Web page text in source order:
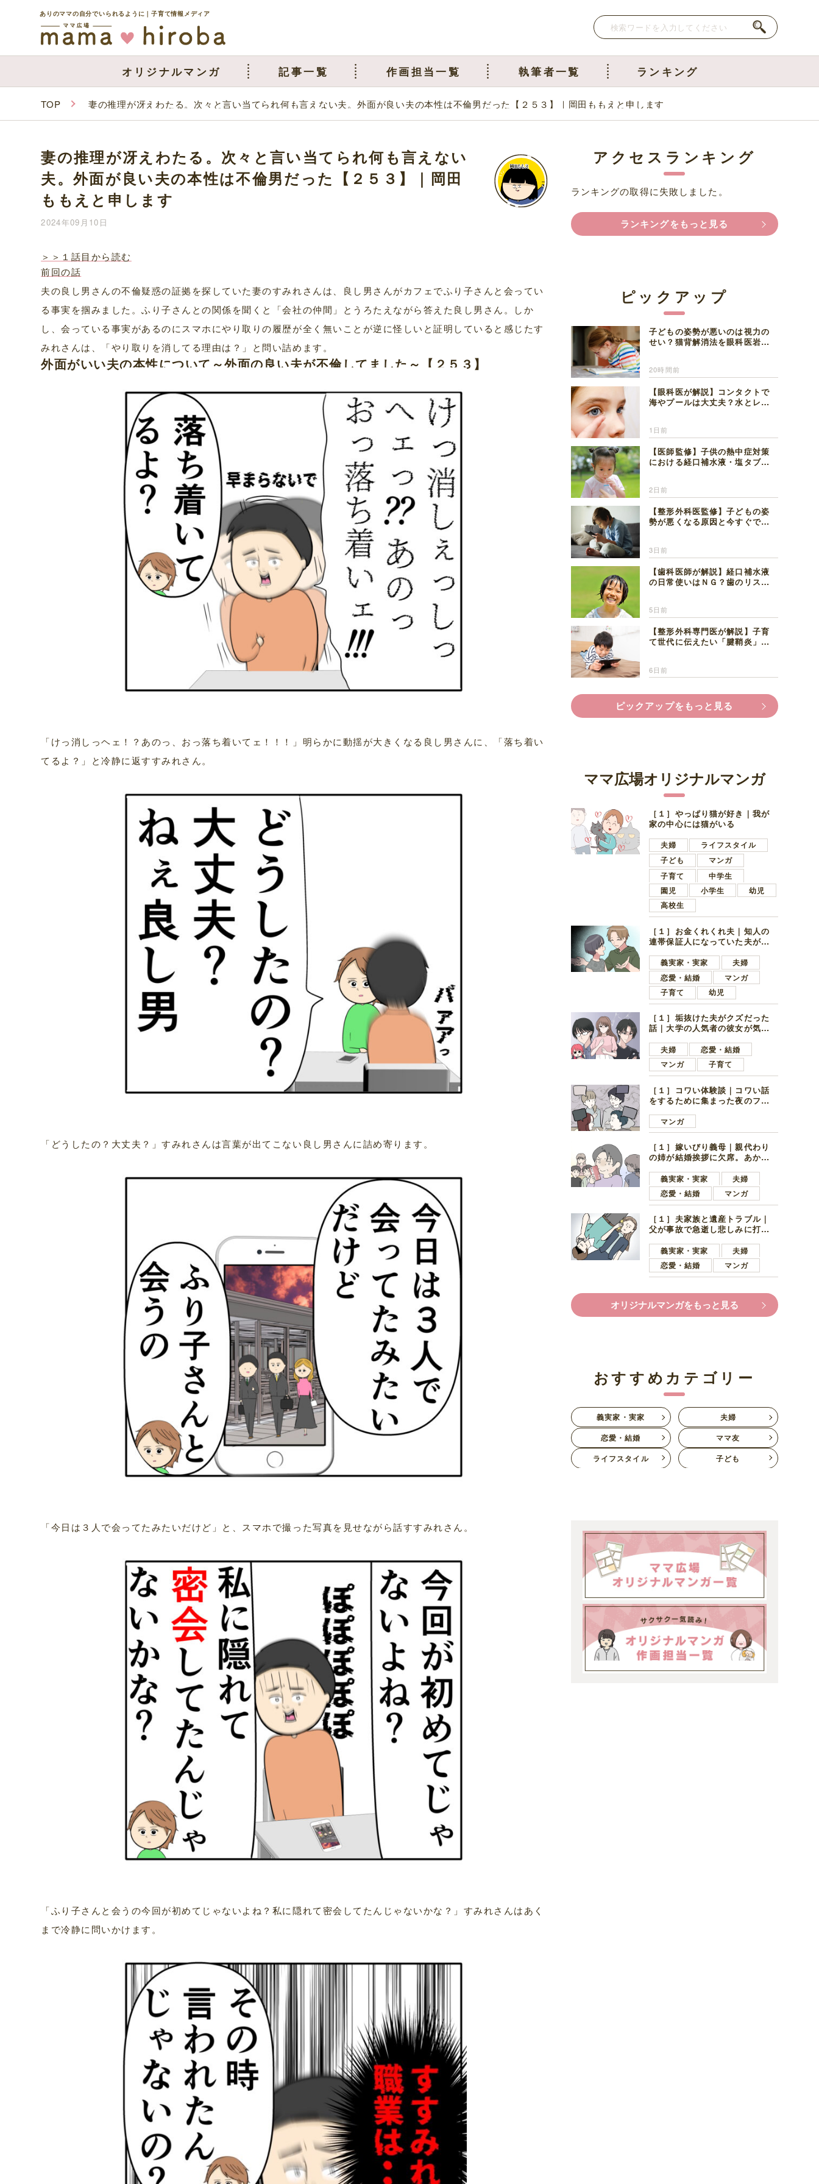
ありのママの自分でいられるように｜子育て情報メディア
オリジナルマンガ 記事一覧 作画担当一覧 執筆者一覧 ランキング
TOP 妻の推理が冴えわたる。次々と言い当てられ何も言えない夫。外面が良い夫の本性は不倫男だった【２５３】｜岡田ももえと申します
妻の推理が冴えわたる。次々と言い当てられ何も言えない
夫。外面が良い夫の本性は不倫男だった【２５３】｜岡田
ももえと申します
2024年09月10日
＞＞１話目から読む
前回の話
夫の良し男さんの不倫疑惑の証拠を探していた妻のすみれさんは、良し男さんがカフェでふり子さんと会ってい
る事実を掴みました。ふり子さんとの関係を聞くと「会社の仲間」とうろたえながら答えた良し男さん。しか
し、会っている事実があるのにスマホにやり取りの履歴が全く無いことが逆に怪しいと証明していると感じたす
みれさんは、「やり取りを消してる理由は？」と問い詰めます。
外面がいい夫の本性について～外面の良い夫が不倫してました～【２５３】
「けっ消しっヘェ！？あのっ、おっ落ち着いてェ！！！」明らかに動揺が大きくなる良し男さんに、「落ち着い
てるよ？」と冷静に返すすみれさん。
「どうしたの？大丈夫？」すみれさんは言葉が出てこない良し男さんに詰め寄ります。
「今日は３人で会ってたみたいだけど」と、スマホで撮った写真を見せながら話すすみれさん。
「ふり子さんと会うの今回が初めてじゃないよね？私に隠れて密会してたんじゃないかな？」すみれさんはあく
まで冷静に問いかけます。
アクセスランキング
ランキングの取得に失敗しました。
ランキングをもっと見る
ピックアップ
子どもの姿勢が悪いのは視力の
せい？猫背解消法を眼科医岩見
20時間前
【眼科医が解説】コンタクトで
海やプールは大丈夫？水とレン
1日前
【医師監修】子供の熱中症対策
における経口補水液・塩タブレ
2日前
【整形外科医監修】子どもの姿
勢が悪くなる原因と今すぐでき
3日前
【歯科医師が解説】経口補水液
の日常使いはＮＧ？歯のリスク
5日前
【整形外科専門医が解説】子育
て世代に伝えたい「腱鞘炎」の
6日前
ピックアップをもっと見る
ママ広場オリジナルマンガ
［１］やっぱり猫が好き｜我が
家の中心には猫がいる
夫婦
ライフスタイル
子ども
マンガ
子育て
中学生
園児
小学生
幼児
高校生
［１］お金くれくれ夫｜知人の
連帯保証人になっていた夫が家
言ってきた
義実家・実家
夫婦
恋愛・結婚
マンガ
子育て
幼児
［１］垢抜けた夫がクズだった
話｜大学の人気者の彼女が気に
子学生
夫婦
恋愛・結婚
マンガ
子育て
［１］コワい体験談｜コワい話
をするために集まった夜のファ
好きの男の子ママ
マンガ
［１］嫁いびり義母｜親代わり
の姉が結婚挨拶に欠席。あから
義実家・実家
夫婦
恋愛・結婚
マンガ
［１］夫家族と遺産トラブル｜
父が事故で急逝し悲しみに打ち
ます夫
義実家・実家
夫婦
恋愛・結婚
マンガ
オリジナルマンガをもっと見る
おすすめカテゴリー
義実家・実家
夫婦
恋愛・結婚
ママ友
ライフスタイル
子ども